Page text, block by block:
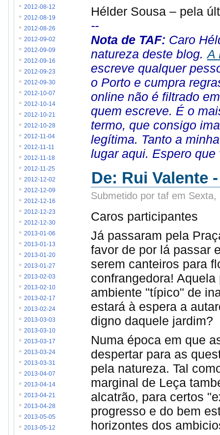
Hélder Sousa – pela
--
Nota de TAF: Caro
natureza deste blog. A
escreve qualquer
o Porto e cumpra
online não é filtrado
quem escreve. É o
termo, que consigo
legítima. Tanto a
lugar aqui. Espero
De: Rui Valente
Submetido por taf em Sexta,
Caros participantes
Já passaram pela
favor de por lá passar
serem canteiros para
confrangedora!
ambiente "típico" de
estará à espera a
digno daquele jardim?
Numa época em que
despertar para as
pela natureza. Tal
marginal de Leça
alcatrão, para certos
progresso e do bem
horizontes dos
2012-08-12
2012-08-19
2012-08-26
2012-09-02
2012-09-09
2012-09-16
2012-09-23
2012-09-30
2012-10-07
2012-10-14
2012-10-21
2012-10-28
2012-11-04
2012-11-11
2012-11-18
2012-11-25
2012-12-02
2012-12-09
2012-12-16
2012-12-23
2012-12-30
2013-01-06
2013-01-13
2013-01-20
2013-01-27
2013-02-03
2013-02-10
2013-02-17
2013-02-24
2013-03-03
2013-03-10
2013-03-17
2013-03-24
2013-03-31
2013-04-07
2013-04-14
2013-04-21
2013-04-28
2013-05-05
2013-05-12